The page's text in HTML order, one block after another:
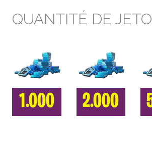
QUANTITÉ DE
1.000 2.000